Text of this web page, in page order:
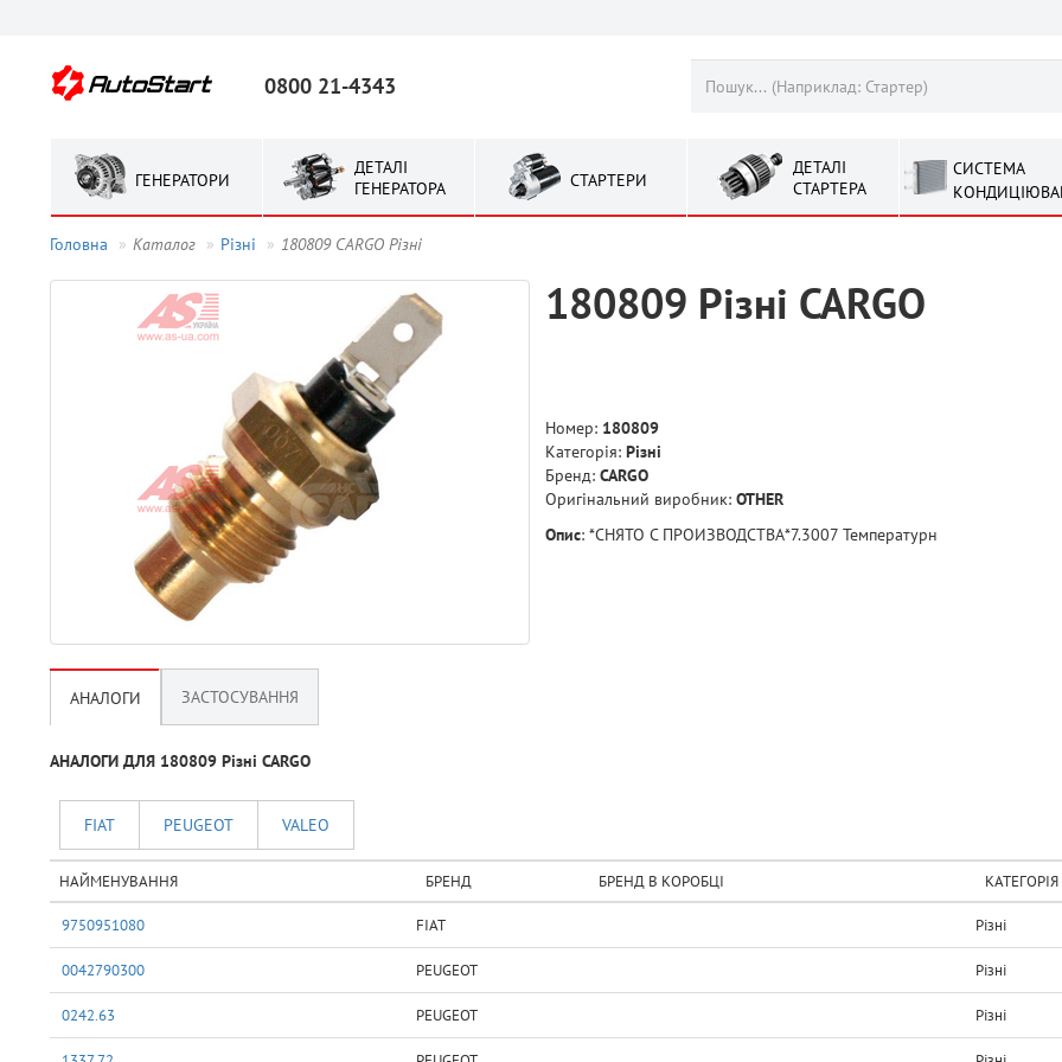
0800 21-4343
ГЕНЕРАТОРИ
ДЕТАЛІ
ГЕНЕРАТОРА
СТАРТЕРИ
ДЕТАЛІ
СТАРТЕРА
СИСТЕМА
Головна Каталог Рiзнi 180809 CARGO Рiзнi
180809 Рiзнi CARGO
Номер: 180809
Категорія: Рiзнi
Бренд: CARGO
Оригінальний виробник: OTHER
Опис: *СНЯТО С ПРОИЗВОДСТВА*7.3007 Температурн
АНАЛОГИ ЗАСТОСУВАННЯ
АНАЛОГИ ДЛЯ 180809 Рiзнi CARGO
FIAT PEUGEOT VALEO
НАЙМЕНУВАННЯ БРЕНД БРЕНД В КОРОБЦІ КАТЕГОРІЯ
9750951080 FIAT Рiзнi
0042790300 PEUGEOT Рiзнi
0242.63 PEUGEOT Рiзнi